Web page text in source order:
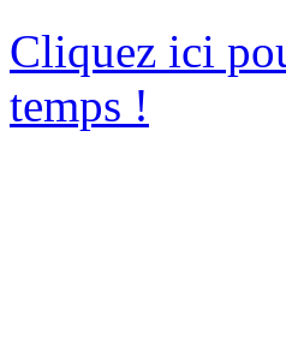
Cliquez ici
temps !